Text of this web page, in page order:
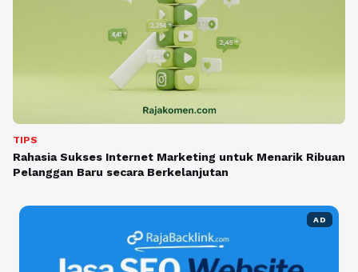
TIPS
Rahasia Sukses Internet Marketing untuk Menarik Ribuan
Pelanggan Baru secara Berkelanjutan
AD